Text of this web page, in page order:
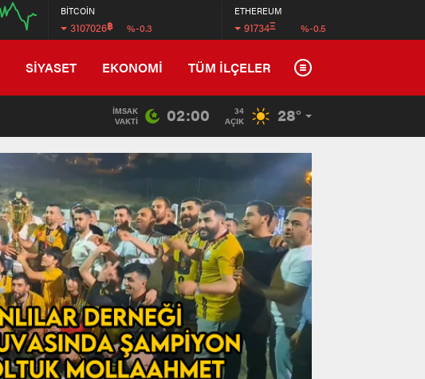
BİTCOİN
3107026฿ %-0.3
ETHEREUM
91734Ξ %-0.5
SİYASET EKONOMİ TÜM İLÇELER
İMSAK
VAKTI
02:00
34
AÇIK
28°